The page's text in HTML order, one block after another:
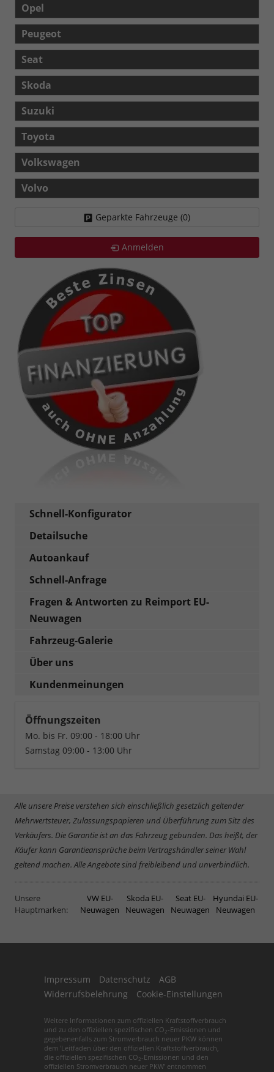
Opel
Peugeot
Seat
Skoda
Suzuki
Toyota
Volkswagen
Volvo
Geparkte Fahrzeuge (0)
Anmelden
Schnell-Konfigurator
Detailsuche
Autoankauf
Schnell-Anfrage
Fragen & Antworten zu Reimport EU-
Neuwagen
Fahrzeug-Galerie
Über uns
Kundenmeinungen
Öffnungszeiten
Mo. bis Fr. 09:00 - 18:00 Uhr
Samstag 09:00 - 13:00 Uhr
Alle unsere Preise verstehen sich einschließlich gesetzlich geltender
Mehrwertsteuer, Zulassungspapieren und Überführung zum Sitz des
Verkäufers. Die Garantie ist an das Fahrzeug gebunden. Das heißt, der
Käufer kann Garantieansprüche beim Vertragshändler seiner Wahl
geltend machen. Alle Angebote sind freibleibend und unverbindlich.
Unsere
Hauptmarken:
VW EU-
Neuwagen
Skoda EU-
Neuwagen
Seat EU-
Neuwagen
Hyundai EU-
Neuwagen
Impressum Datenschutz
AGB
Widerrufsbelehrung
Cookie-Einstellungen
Weitere Informationen zum offiziellen Kraftstoffverbrauch
und zu den offiziellen spezifischen CO2 -Emissionen und
gegebenenfalls zum Stromverbrauch neuer PKW können
dem 'Leitfaden über den offiziellen Kraftstoffverbrauch,
die offiziellen spezifischen CO2 -Emissionen und den
offiziellen Stromverbrauch neuer PKW' entnommen